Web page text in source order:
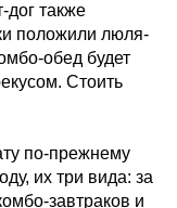
дог также
положили люля-
обед будет
Стоить
по-прежнему
их три вида: за
завтраков и